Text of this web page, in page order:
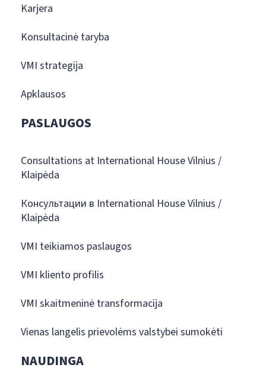
Karjera
Konsultacinė taryba
VMI strategija
Apklausos
PASLAUGOS
Consultations at International House Vilnius /
Klaipėda
Консультации в International House Vilnius /
Klaipėda
VMI teikiamos paslaugos
VMI kliento profilis
VMI skaitmeninė transformacija
Vienas langelis prievolėms valstybei sumokėti
NAUDINGA